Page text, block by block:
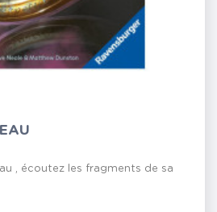
, écoutez les fragments de sa